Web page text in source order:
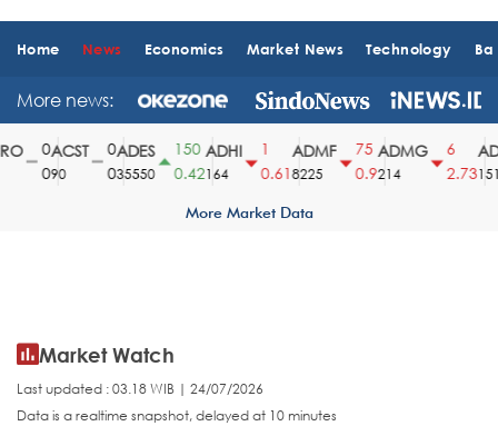
Home News Economics Market News Technology
More news:
ACST
90
ADES
35550
150
0.42
ADHI
164
0.61
ADMF
8225
75
0.9
ADMG
214
2.731510
More Market Data
Market Watch
Last updated : 03.18 WIB | 24/07/2026
Data is a realtime snapshot, delayed at 10 minutes